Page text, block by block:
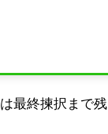
最終揀択まで残